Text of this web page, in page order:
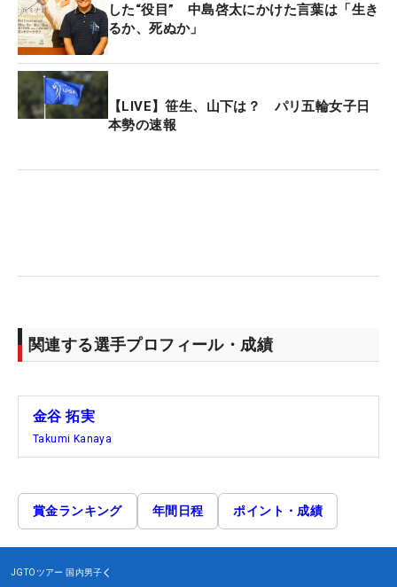
した“役目” 中島啓太にかけた言葉は「生き
るか、死ぬか」
【LIVE】笹生、山下は？ パリ五輪女子日
本勢の速報
関連する選手プロフィール・成績
金谷 拓実
Takumi Kanaya
賞金ランキング 年間日程 ポイント・成績
JGTOツアー 国内男子